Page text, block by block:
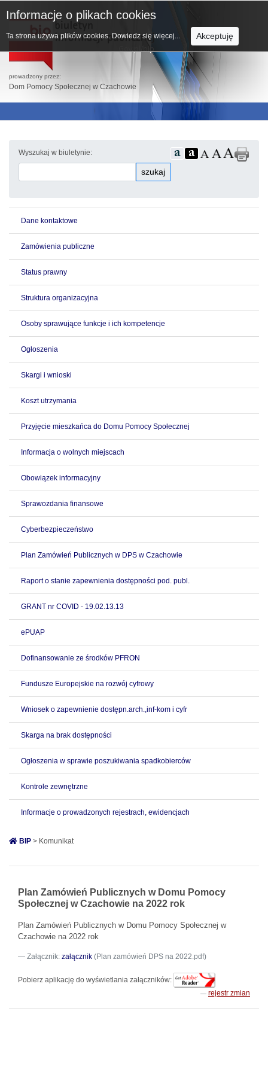
prowadzony przez:
Dom Pomocy Społecznej w Czachowie
Wyszukaj w biuletynie:
szukaj
Dane kontaktowe
Zamówienia publiczne
Status prawny
Struktura organizacyjna
Osoby sprawujące funkcje i ich kompetencje
Ogłoszenia
Skargi i wnioski
Koszt utrzymania
Przyjęcie mieszkańca do Domu Pomocy Społecznej
Informacja o wolnych miejscach
Obowiązek informacyjny
Sprawozdania finansowe
Cyberbezpieczeństwo
Plan Zamówień Publicznych w DPS w Czachowie
Raport o stanie zapewnienia dostępności pod. publ.
GRANT nr COVID - 19.02.13.13
ePUAP
Dofinansowanie ze środków PFRON
Fundusze Europejskie na rozwój cyfrowy
Wniosek o zapewnienie dostępn.arch.,inf-kom i cyfr
Skarga na brak dostępności
Ogłoszenia w sprawie poszukiwania spadkobierców
Kontrole zewnętrzne
Informacje o prowadzonych rejestrach, ewidencjach
BIP > Komunikat
Plan Zamówień Publicznych w Domu Pomocy
Społecznej w Czachowie na 2022 rok
Plan Zamówień Publicznych w Domu Pomocy Społecznej w
Czachowie na 2022 rok
Załącznik: załącznik (Plan zamówień DPS na 2022.pdf)
Pobierz aplikację do wyświetlania załączników:
rejestr zmian
Informacje o plikach cookies
Ta strona używa plików cookies. Dowiedz się więcej... Akceptuję